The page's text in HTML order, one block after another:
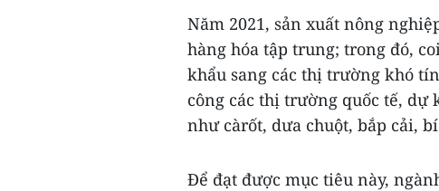
Năm 2021, sản xuất nông
hàng hóa tập trung; trong đó,
khẩu sang các thị trường khó
công các thị trường quốc tế, dự
như càrốt, dưa chuột, bắp cải,
Để đạt được mục tiêu này,